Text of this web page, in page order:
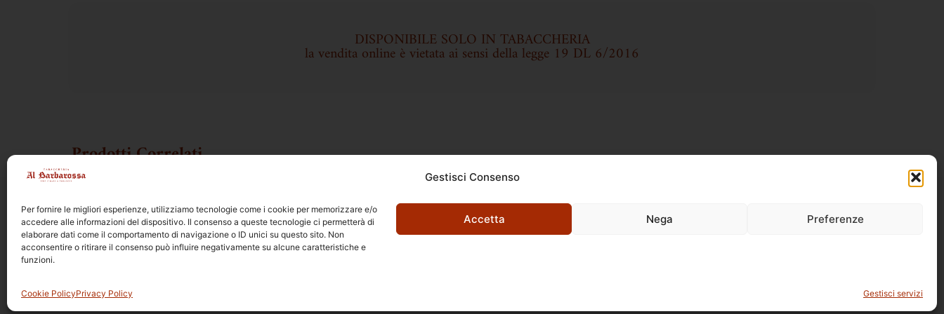
Gestisci Consenso
Per fornire le migliori esperienze, utilizziamo tecnologie come i cookie per memorizzare e/o
accedere alle informazioni del dispositivo. Il consenso a queste tecnologie ci permetterà di
elaborare dati come il comportamento di navigazione o ID unici su questo sito. Non
acconsentire o ritirare il consenso può influire negativamente su alcune caratteristiche e
funzioni.
Gestisci servizi
Accetta Nega Preferenze
Cookie PolicyPrivacy Policy
DISPONIBILE SOLO IN TABACCHERIA
la vendita online è vietata ai sensi della legge 19 DL 6/2016
Prodotti Correlati
Privacy Policy